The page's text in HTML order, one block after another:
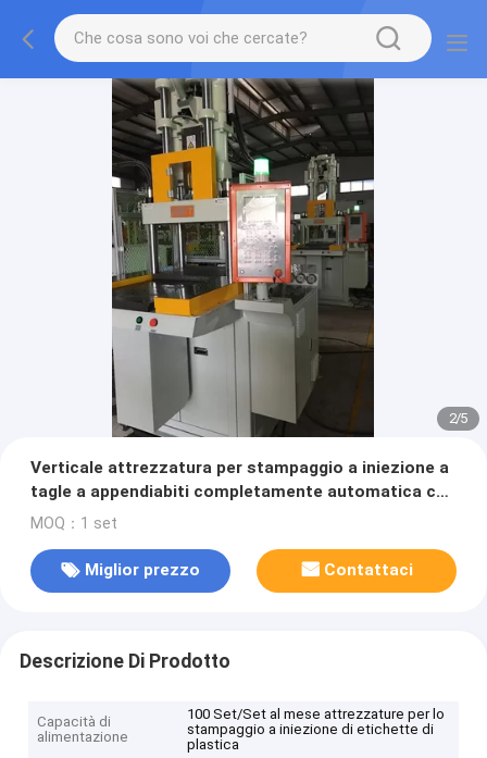
2/5
Verticale attrezzatura per stampaggio a iniezione a
tagle a appendiabiti completamente automatica con
serratura in plastica
MOQ：1 set
Miglior prezzo Contattaci
Descrizione Di Prodotto
Capacità di
alimentazione
100 Set/Set al mese attrezzature per lo
stampaggio a iniezione di etichette di
plastica